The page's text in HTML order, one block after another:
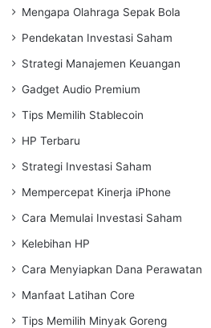
Mengapa Olahraga Sepak Bola
Pendekatan Investasi Saham
Strategi Manajemen Keuangan
Gadget Audio Premium
Tips Memilih Stablecoin
HP Terbaru
Strategi Investasi Saham
Mempercepat Kinerja iPhone
Cara Memulai Investasi Saham
Kelebihan HP
Cara Menyiapkan Dana Perawatan
Manfaat Latihan Core
Tips Memilih Minyak Goreng